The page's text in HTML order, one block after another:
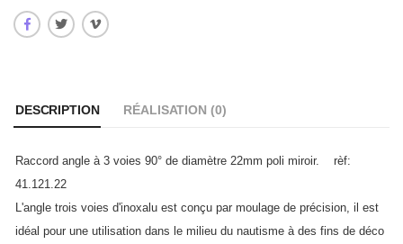
DESCRIPTION RÉALISATION (0)
Raccord angle à 3 voies 90° de diamètre 22mm poli miroir. rèf:
41.121.22
L'angle trois voies d'inoxalu est conçu par moulage de précision, il est
idéal pour une utilisation dans le milieu du nautisme à des fins de déco